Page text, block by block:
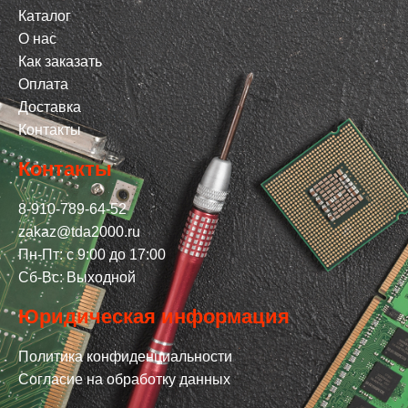
Каталог
О нас
Как заказать
Оплата
Доставка
Контакты
Контакты
8-910-789-64-52
zakaz@tda2000.ru
Пн-Пт: с 9:00 до 17:00
Сб-Вс: Выходной
Юридическая информация
Политика конфиденциальности
Согласие на обработку данных